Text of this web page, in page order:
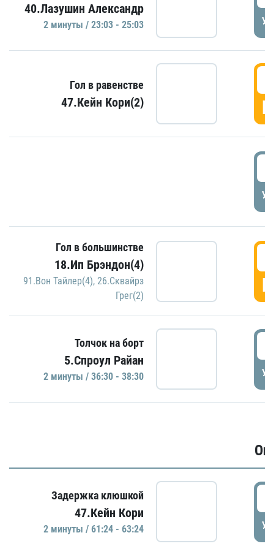
40.Лазушин Александр
2 минуты / 23:03 - 25:03
Гол в равенстве
47.Кейн Кори(2)
Гол в большинстве
18.Ип Брэндон(4)
91.Вон Тайлер(4), 26.Сквайрз
Грег(2)
Толчок на борт
5.Спроул Райан
2 минуты / 36:30 - 38:30
Задержка клюшкой
47.Кейн Кори
2 минуты / 61:24 - 63:24